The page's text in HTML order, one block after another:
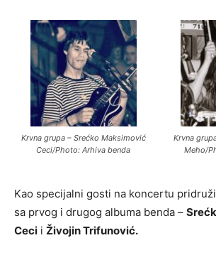
Krvna grupa – Srećko Maksimović
Ceci/Photo: Arhiva benda
Krvna
Meho/
Kao specijalni gosti na koncertu
sa prvog i drugog albuma benda –
Ceci i Živojin Trifunović.